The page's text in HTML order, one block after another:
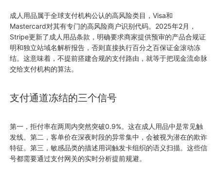
成人用品属于全球支付机构公认的高风险类目，Visa和
Mastercard对其有专门的高风险商户识别代码。2025年2月，
Stripe更新了成人用品条款，明确要求商家提供预审的产品合规证
明和独立站域名解析报告，否则直接执行百分之百保证金滚动冻
结。这意味着，不提前搭建合规的支付路由，就等于把现金流命脉
交给支付机构的算法。
支付通道冻结的三个信号
第一，拒付率在两周内突然突破0.9%。这在成人用品中是常见触
发线。第二，客单价在深夜时段的异常集中，会被视为潜在的欺诈
特征。第三，敏感品类的描述用词触发卡组织的语义扫描。这些信
号都需要通过支付网关的实时分析提前规避。